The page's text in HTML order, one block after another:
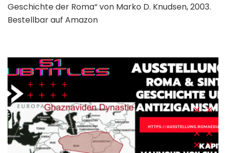
Geschichte der Roma“ von Marko D. Knudsen, 2003.
Bestellbar auf Amazon